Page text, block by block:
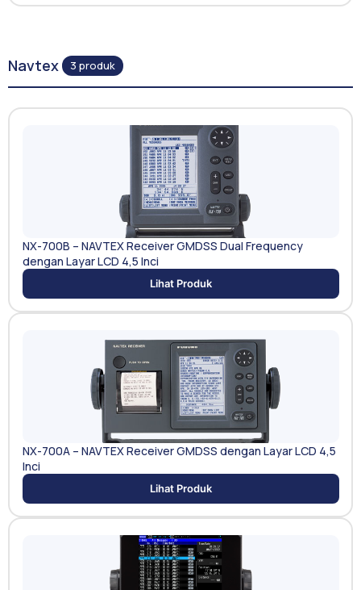
Navtex 3 produk
NX-700B – NAVTEX Receiver GMDSS Dual Frequency
dengan Layar LCD 4,5 Inci
Lihat Produk
NX-700A – NAVTEX Receiver GMDSS dengan Layar LCD 4,5
Inci
Lihat Produk